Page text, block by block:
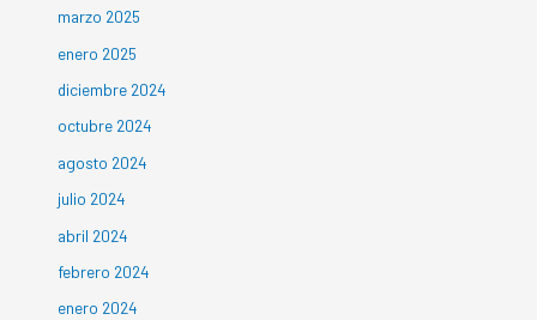
marzo 2025
enero 2025
diciembre 2024
octubre 2024
agosto 2024
julio 2024
abril 2024
febrero 2024
enero 2024